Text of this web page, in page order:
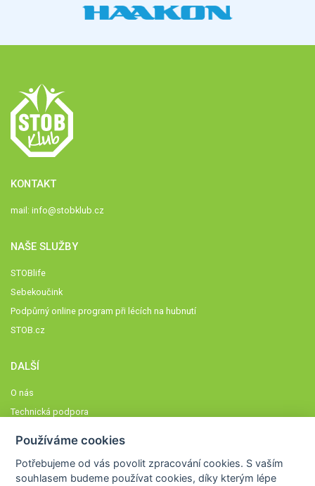
KONTAKT
mail: info@stobklub.cz
NAŠE SLUŽBY
STOBlife
Sebekoučink
Podpůrný online program při lécích na hubnutí
STOB.cz
DALŠÍ
O nás
Technická podpora
Členové STOBklubu
Používáme cookies
Potřebujeme od vás povolit zpracování cookies. S vaším
souhlasem budeme používat cookies, díky kterým lépe